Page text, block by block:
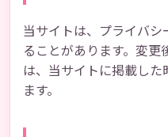
当サイトは、プライバ
ることがあります。変
は、当サイトに掲載し
ます。